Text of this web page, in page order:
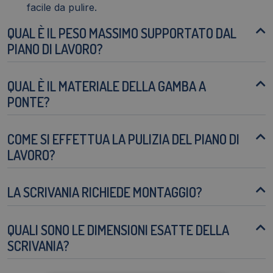
facile da pulire.
QUAL È IL PESO MASSIMO SUPPORTATO DAL
PIANO DI LAVORO?
QUAL È IL MATERIALE DELLA GAMBA A
PONTE?
COME SI EFFETTUA LA PULIZIA DEL PIANO DI
LAVORO?
LA SCRIVANIA RICHIEDE MONTAGGIO?
QUALI SONO LE DIMENSIONI ESATTE DELLA
SCRIVANIA?